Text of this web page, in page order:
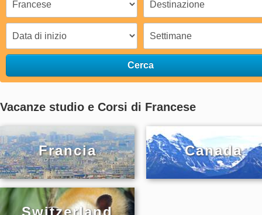
Entra
Cerca
Vacanze studio e Corsi di Francese
Francia Canada
Switzerland